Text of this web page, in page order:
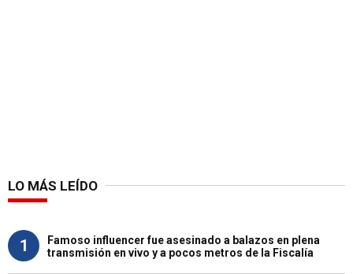
LO MÁS LEÍDO
1
Famoso influencer fue asesinado a balazos en plena
transmisión en vivo y a pocos metros de la Fiscalía